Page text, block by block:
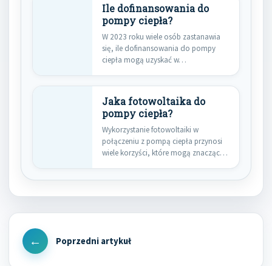
Ile dofinansowania do
pompy ciepła?
W 2023 roku wiele osób zastanawia
się, ile dofinansowania do pompy
ciepła mogą uzyskać w…
Jaka fotowoltaika do
pompy ciepła?
Wykorzystanie fotowoltaiki w
połączeniu z pompą ciepła przynosi
wiele korzyści, które mogą znacząco
Nawigacja
wpisu
Previous